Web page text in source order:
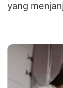
yang